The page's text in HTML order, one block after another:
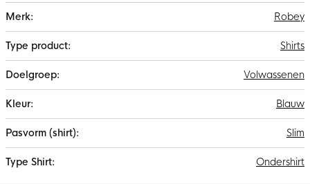
informatie
Robey
Shirts
Volwassenen
Blauw
Slim
Ondershirt